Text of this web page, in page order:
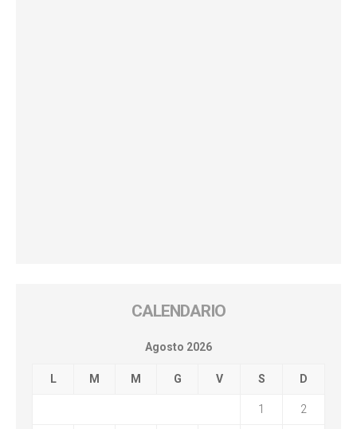
CALENDARIO
Agosto 2026
L M M G V S D
1 2